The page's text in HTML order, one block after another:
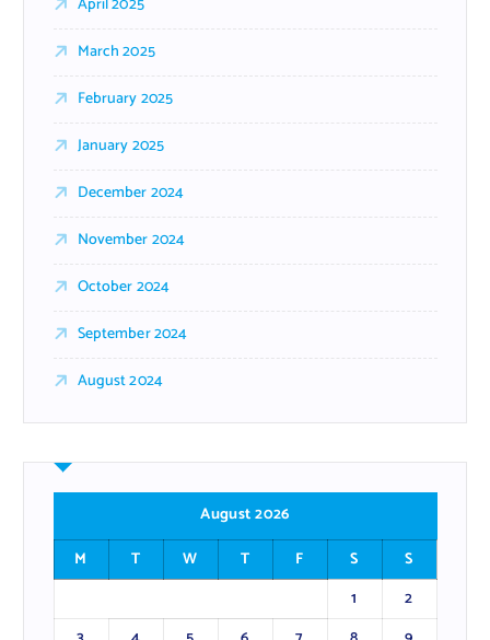
March 2025
February 2025
January 2025
December 2024
November 2024
October 2024
September 2024
August 2024
August 2026
M
T W T F S
S
1
2